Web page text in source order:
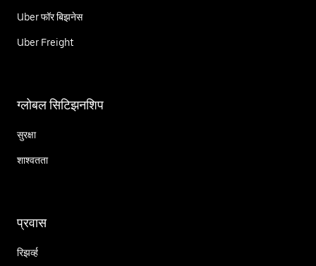
Uber फॉर बिझनेस
Uber Freight
ग्लोबल सिटिझनशिप
सुरक्षा
शाश्वतता
प्रवास
रिझर्व्ह